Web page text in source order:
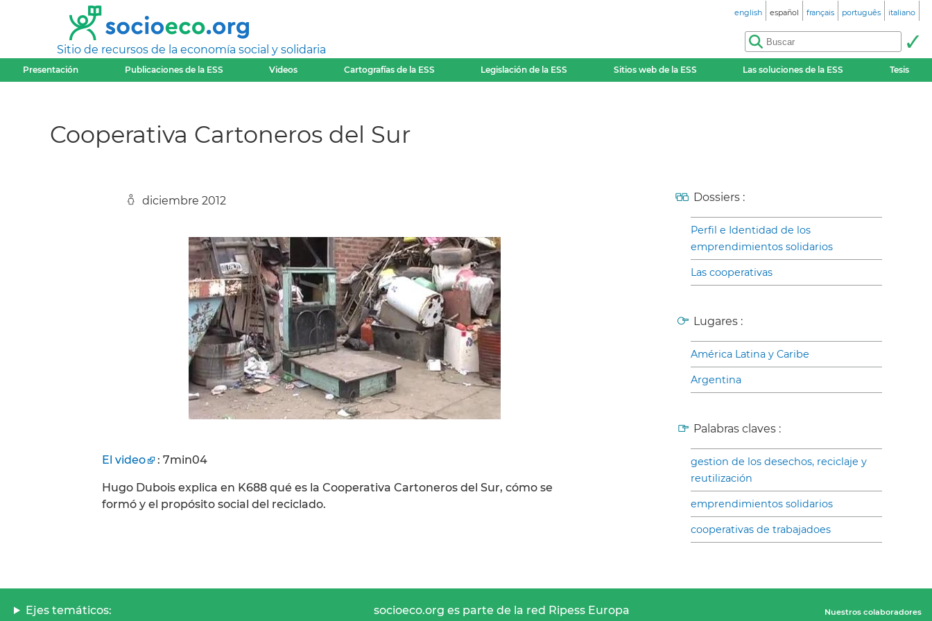
Sitio de recursos de la economía social y solidaria
english español français português italiano
Presentación Publicaciones de la ESS Videos Cartografías de la ESS Legislación de la ESS Sitios web de la ESS Las soluciones de la ESS Tesis
Cooperativa Cartoneros del Sur
diciembre 2012
El video : 7min04
Hugo Dubois explica en K688 qué es la Cooperativa Cartoneros del Sur, cómo se
formó y el propósito social del reciclado.
Dossiers :
Perfil e Identidad de los
emprendimientos solidarios
Las cooperativas
Lugares :
América Latina y Caribe
Argentina
Palabras claves :
gestion de los desechos, reciclaje y
reutilización
emprendimientos solidarios
cooperativas de trabajadoes
Ejes temáticos:
socioeco.org es parte de la red Ripess Europa
Nuestros colaboradores